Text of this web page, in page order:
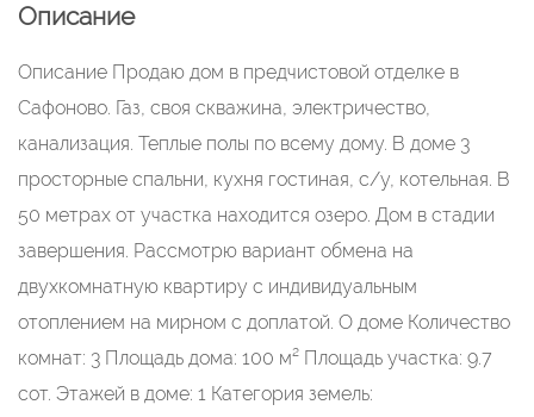
Описание
Описание Продаю дом в предчистовой отделке в
Сафоново. Газ, своя скважина, электричество,
канализация. Теплые полы по всему дому. В доме 3
просторные спальни, кухня гостиная, с/у, котельная. В
50 метрах от участка находится озеро. Дом в стадии
завершения. Рассмотрю вариант обмена на
двухкомнатную квартиру с индивидуальным
отоплением на мирном с доплатой. О доме Количество
комнат: 3 Площадь дома: 100 м² Площадь участка: 9.7
сот. Этажей в доме: 1 Категория земель: